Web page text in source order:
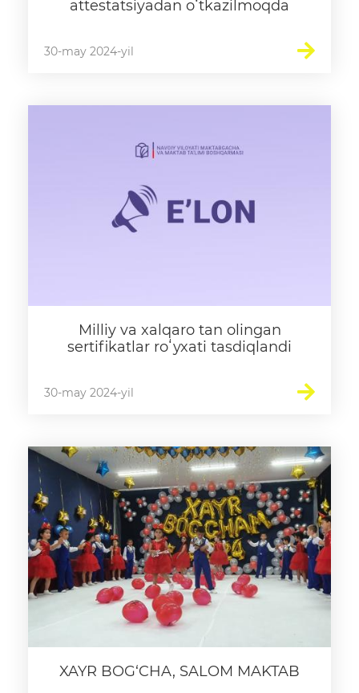
attestatsiyadan oʻtkazilmoqda
30-may 2024-yil
Milliy va xalqaro tan olingan
sertifikatlar roʻyxati tasdiqlandi
30-may 2024-yil
XAYR BOG‘CHA, SALOM MAKTAB